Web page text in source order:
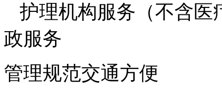
护理机构服务（不含医
政服务
管理规范交通方便